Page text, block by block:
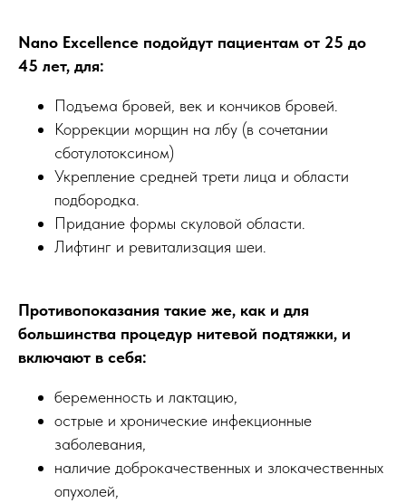
Nano Excellence подойдут пациентам от 25 до
45 лет, для:
Подъема бровей, век и кончиков бровей.
Коррекции морщин на лбу (в сочетании
сботулотоксином)
Укрепление средней трети лица и области
подбородка.
Придание формы скуловой области.
Лифтинг и ревитализация шеи.
Противопоказания такие же, как и для
большинства процедур нитевой подтяжки, и
включают в себя:
беременность и лактацию,
острые и хронические инфекционные
заболевания,
наличие доброкачественных и злокачественных
опухолей,